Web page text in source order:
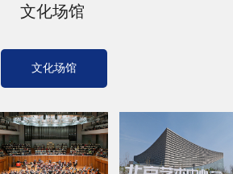
文化场馆
文化场馆